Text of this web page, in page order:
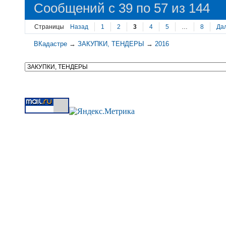
Сообщений с 39 по 57 из 144
Страницы Назад 1 2 3 4 5 8
ВКадастре →ЗАКУПКИ, ТЕНДЕРЫ → 2016